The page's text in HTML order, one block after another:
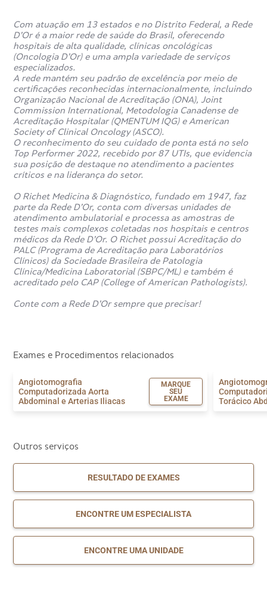
A Rede D’Or possui hospitais espalhados por 6 estados
brasileiros. Todas as instituições possuem selos de
qualidade nacionais e internacionais, como o que é
oferecido pela Organização Nacional de Acreditação
(ONA), que são uma garantia de excelência no
atendimento hospitalar.
Ao todo, são mais 80 mil médicos das mais diversas
especialidades, disponíveis para auxiliar no tratamento e
no diagnóstico de condições diversas.
Com atuação em 13 estados e no Distrito Federal, a Rede
D’Or é a maior rede de saúde do Brasil, oferecendo
hospitais de alta qualidade, clínicas oncológicas
(Oncologia D’Or) e uma ampla variedade de serviços
especializados.
A rede mantém seu padrão de excelência por meio de
certificações reconhecidas internacionalmente, incluindo
Organização Nacional de Acreditação (ONA), Joint
Commission International, Metodologia Canadense de
Acreditação Hospitalar (QMENTUM IQG) e American
Society of Clinical Oncology (ASCO).
O reconhecimento do seu cuidado de ponta está no selo
Top Performer 2022, recebido por 87 UTIs, que evidencia
sua posição de destaque no atendimento a pacientes
críticos e na liderança do setor.
O Richet Medicina & Diagnóstico, fundado em 1947, faz
parte da Rede D’Or, conta com diversas unidades de
atendimento ambulatorial e processa as amostras de
testes mais complexos coletadas nos hospitais e centros
médicos da Rede D’Or. O Richet possui Acreditação do
PALC (Programa de Acreditação para Laboratórios
Clínicos) da Sociedade Brasileira de Patologia
Clínica/Medicina Laboratorial (SBPC/ML) e também é
acreditado pelo CAP (College of American Pathologists).
Conte com a Rede D’Or sempre que precisar!
Exames e Procedimentos relacionados
Angiotomografia
Computadorizada Aorta
Abdominal e Arterias Iliacas
MARQUE
SEU
EXAME
Torácico
Outros serviços
RESULTADO DE EXAMES
ENCONTRE UM ESPECIALISTA
ENCONTRE UMA UNIDADE